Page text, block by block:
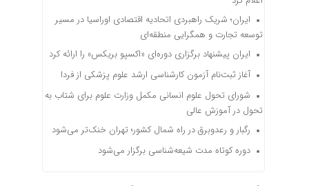
ایران؛ شریک راهبردی اتحادیه اقتصادی اوراسیا در مسیر
توسعه تجارت و همگرایی منطقه‌ای
ایران پیشنهاد برگزاری دوره‌ای «اکسپو بریکس» را ارائه کرد
آغاز ثبت‌نام‌ آزمون کارشناسی ارشد علوم پزشکی از فردا
شورای تحول علوم انسانی مکمل وزارت علوم برای شتاب به
تحول در آموزش عالی
رگبار و رعدوبرق در راه شمال کشور؛ تهران خنک‌تر می‌شود
دوره کوتاه مدت شیعه‌شناسی برگزار می‌شود